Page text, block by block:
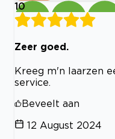
10
Zeer goed.
Kreeg m'n laarzen
service.
Beveelt aan
12 August 2024